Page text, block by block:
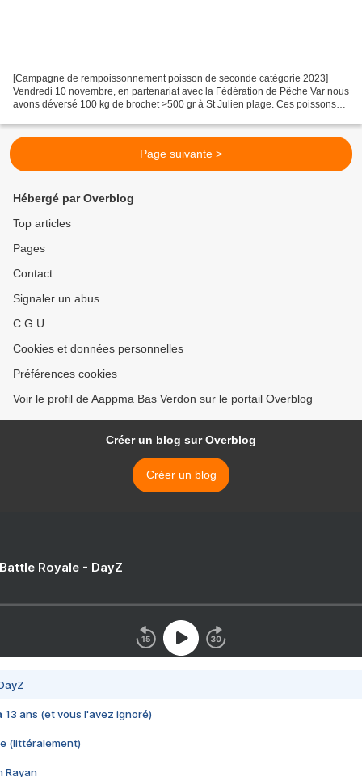
[Campagne de rempoissonnement poisson de seconde catégorie 2023]
Vendredi 10 novembre, en partenariat avec la Fédération de Pêche Var nous
avons déversé 100 kg de brochet >500 gr à St Julien plage. Ces poissons
Page suivante >
Hébergé par Overblog
Top articles
Pages
Contact
Signaler un abus
C.G.U.
Cookies et données personnelles
Préférences cookies
Voir le profil de Aappma Bas Verdon sur le portail Overblog
Créer un blog sur Overblog
Créer un blog
Royale - DayZ
13 ans (et vous l'avez ignoré)
(littéralement)
Rayan